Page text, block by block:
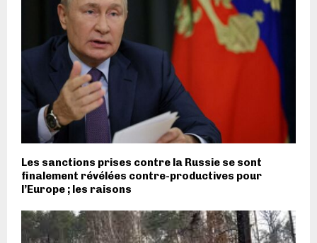
Les sanctions prises contre la Russie se sont
finalement révélées contre-productives pour
l’Europe ; les raisons